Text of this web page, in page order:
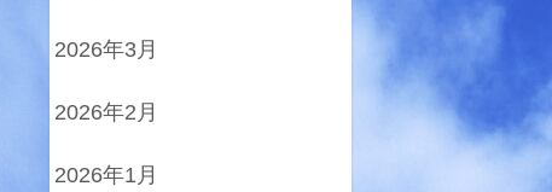
2026年3月
2026年2月
2026年1月